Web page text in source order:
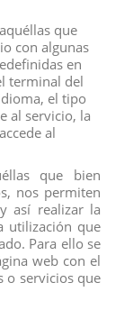
macho, una de las
completa
crías.Los
poderosa.
se pelean por
cola y se
patas
que
con algunas
en
terminal del
el tipo
al servicio, la
al
que bien
nos permiten
así realizar la
utilización que
Para ello se
web con el
o servicios que